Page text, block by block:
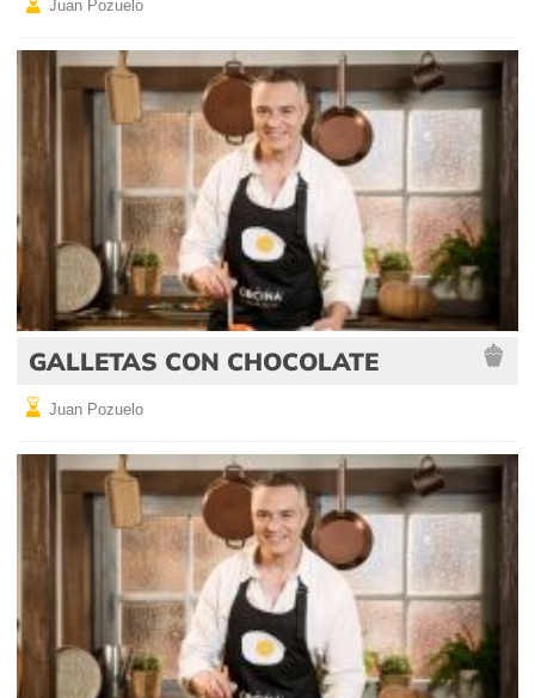
Juan Pozuelo
GALLETAS CON CHOCOLATE
Juan Pozuelo